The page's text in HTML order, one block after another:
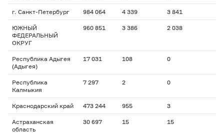
г. Санкт-Петербург 984 064 4 339 3 841
ЮЖНЫЙ
ФЕДЕРАЛЬНЫЙ
ОКРУГ
960 851 3 386 2 038
Республика Адыгея
(Адыгея)
17 031 108 0
Республика
Калмыкия
7 297 2 0
Краснодарский край 473 244 955 3
Астраханская
область
30 697 15 15